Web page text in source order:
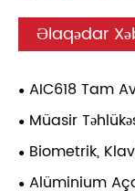
Əlaqədar
AIC618 Tam
təhlükəsizliyini
Müasir
Tam
Biometrik,
Arasındakı
Alüminium